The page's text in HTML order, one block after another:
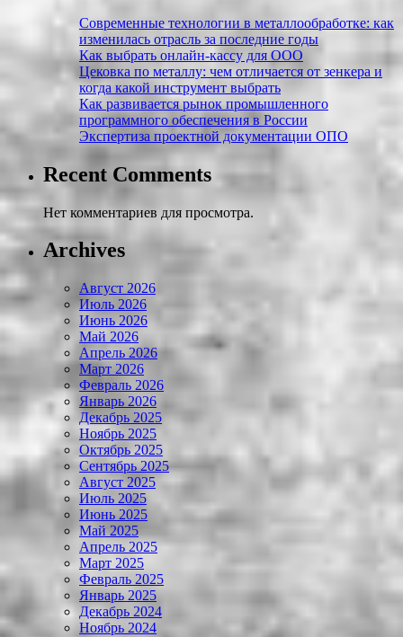
Современные технологии в металлообработке: как
изменилась отрасль за последние годы
Как выбрать онлайн-кассу для ООО
Цековка по металлу: чем отличается от зенкера и
когда какой инструмент выбрать
Как развивается рынок промышленного
программного обеспечения в России
Экспертиза проектной документации ОПО
Recent Comments
Нет комментариев для просмотра.
Archives
Август 2026
Июль 2026
Июнь 2026
Май 2026
Апрель 2026
Март 2026
Февраль 2026
Январь 2026
Декабрь 2025
Ноябрь 2025
Октябрь 2025
Сентябрь 2025
Август 2025
Июль 2025
Июнь 2025
Май 2025
Апрель 2025
Март 2025
Февраль 2025
Январь 2025
Декабрь 2024
Ноябрь 2024